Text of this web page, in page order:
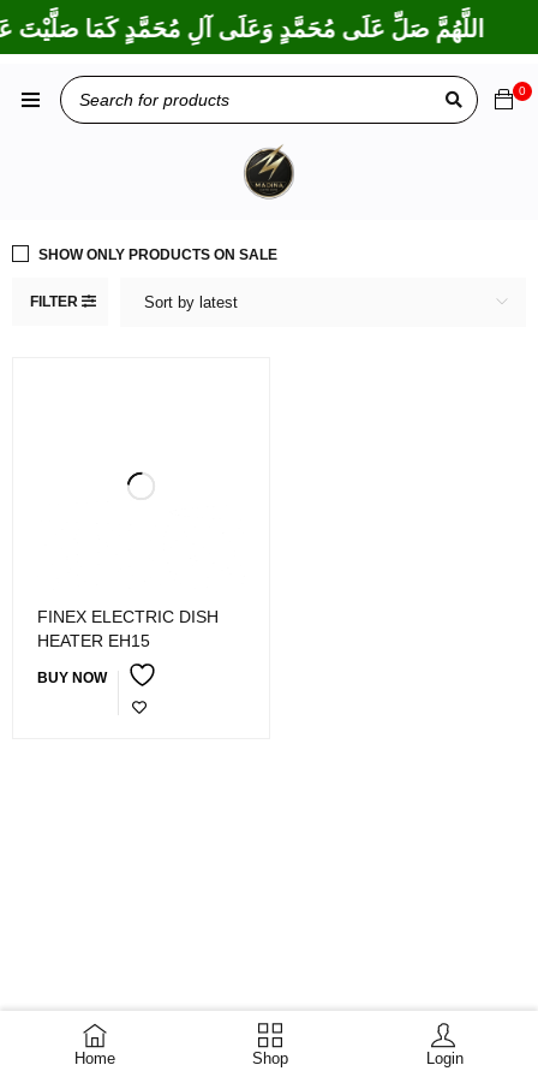
اللَّهُمَّ صَلِّ عَلَى مُحَمَّدٍ وَعَلَى آلِ مُحَمَّدٍ كَمَا صَلَّيْتَ
Home Shop Login
0
FILTER Sort by latest
SHOW ONLY PRODUCTS ON SALE
FINEX ELECTRIC DISH
HEATER EH15
BUY NOW